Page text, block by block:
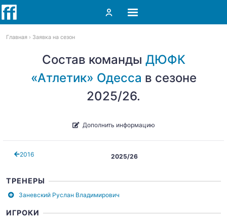
Главная Заявка на сезон
Состав команды ДЮФК
«Атлетик» Одесса в сезоне
2025/26.
Дополнить информацию
2016 2025/26
ТРЕНЕРЫ
Заневский Руслан Владимирович
ИГРОКИ